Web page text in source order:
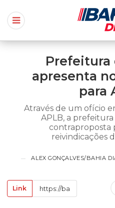
Prefeitura
apresenta
para
Através de um ofício
APLB, a
contraproposta
reivindicações
ALEX GONÇALVES/BAHIA
Link